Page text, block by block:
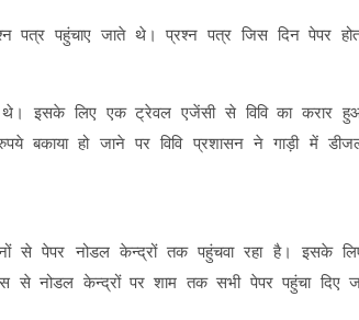
पत्र पहुंचाए जाते थे। प्रश्न पत्र जिस दिन पेपर
थे। इसके लिए एक ट्रेवल एजेंसी से विवि का करार
बकाया हो जाने पर विवि प्रशासन ने गाड़ी में
से पेपर नोडल केन्द्रों तक पहुंचवा रहा है। इसके
से नोडल केन्द्रों पर शाम तक सभी पेपर पहुंचा दिए